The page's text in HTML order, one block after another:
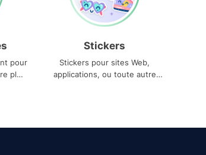
pour
plus
Stickers
Stickers pour sites Web,
applications, ou toute autre